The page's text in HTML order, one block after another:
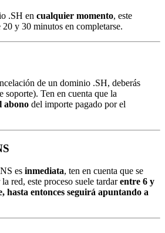
.SH en cualquier momento, este
20 y 30 minutos en completarse.
de un dominio .SH, deberás
soporte). Ten en cuenta que la
abono del importe pagado por el
es inmediata, ten en cuenta que se
red, este proceso suele tardarentre 6 y
hasta entonces seguirá apuntando a